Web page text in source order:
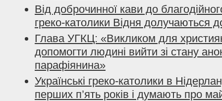
Від доброчинної кави до
греко-католики Відня долучаються
Глава УГКЦ: «Викликом для
допомогти людині вийти зі стану
парафіянина»
Українські греко-католики в
перших п’ять років і думають про